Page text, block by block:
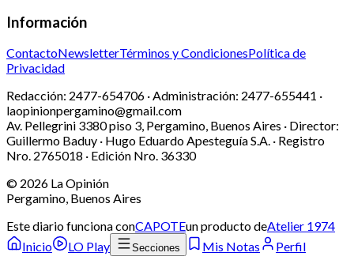
Información
ContactoNewsletterTérminos y CondicionesPolítica de
Privacidad
Redacción: 2477-654706 ·Administración: 2477-655441 ·
laopinionpergamino@gmail.com
Av. Pellegrini 3380 piso 3, Pergamino, Buenos Aires · Director:
Guillermo Baduy · Hugo Eduardo Apesteguía S.A. · Registro
Nro. 2765018 · Edición Nro. 36330
© 2026 La Opinión
Pergamino, Buenos Aires
Este diario funciona conCAPOTEun producto deAtelier 1974
Inicio
LO Play Secciones Mis Notas Perfil